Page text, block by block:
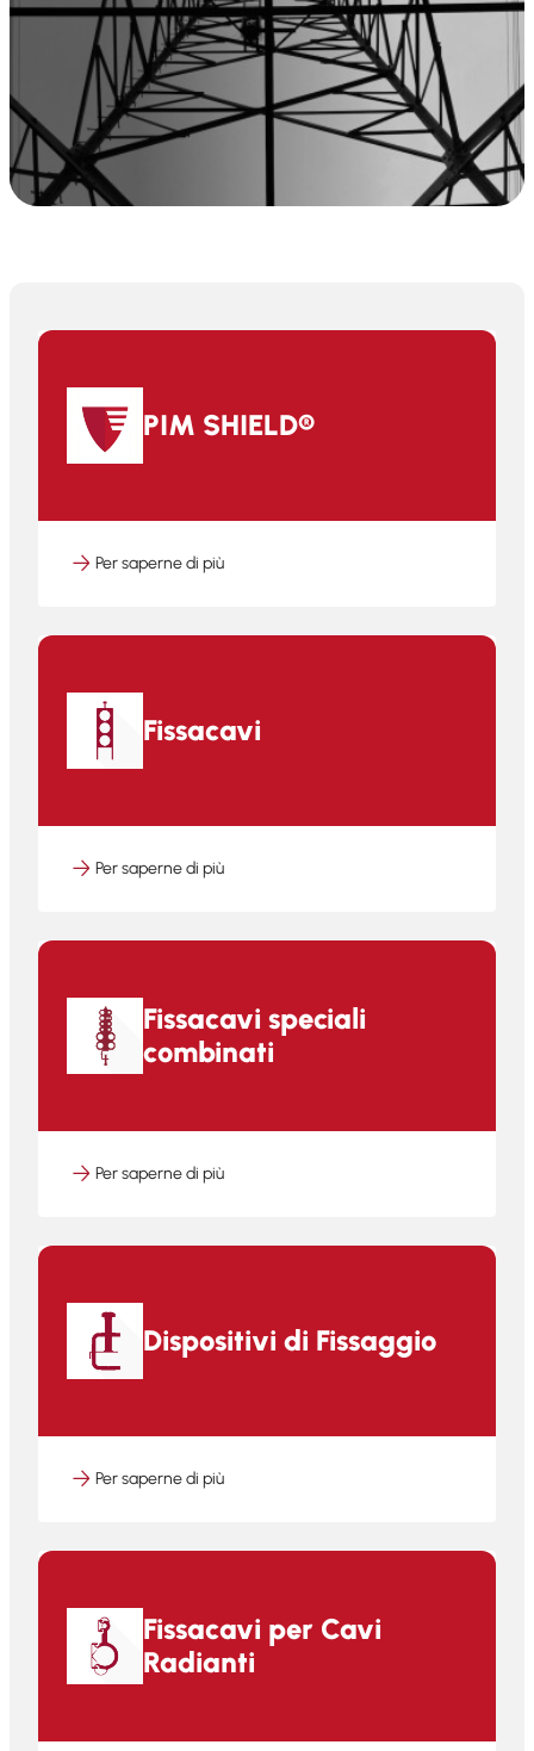
PIM SHIELD®
Per saperne di più
Fissacavi
Per saperne di più
Fissacavi speciali
combinati
Per saperne di più
Dispositivi di Fissaggio
Per saperne di più
Fissacavi per Cavi
Radianti